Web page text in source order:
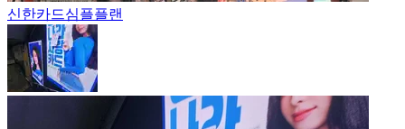
신한카드심플플랜